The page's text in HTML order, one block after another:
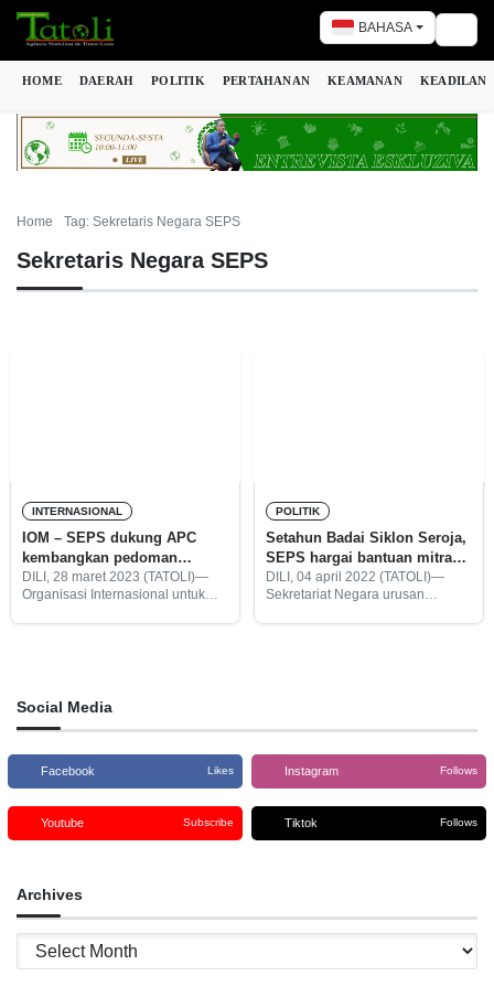
BAHASA
HOME DAERAH POLITIK PERTAHANAN KEAMANAN KEADILAN
Home Tag: Sekretaris Negara SEPS
Sekretaris Negara SEPS
INTERNASIONAL
IOM – SEPS dukung APC
kembangkan pedoman
manajemen risiko bencana
DILI, 28 maret 2023 (TATOLI)—
Organisasi Internasional untuk
portugis) untuk mengembangkan
POLITIK
Setahun Badai Siklon Seroja,
SEPS hargai bantuan mitra
internasional-nasional
DILI, 04 april 2022 (TATOLI)—
Sekretariat Negara urusan
Social Media
Facebook Likes Instagram Follows
Youtube Subscribe Tiktok Follows
Archives
Archives